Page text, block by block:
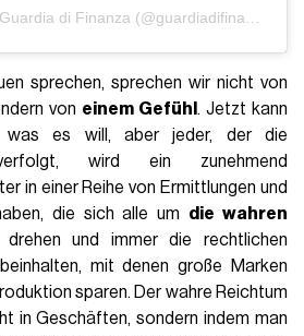
Un post condiviso da Guardia di Finanza (@guardiadifinanza)
sprechen, sprechen wir nicht von
von einem Gefühl . Jetzt kann
was es will, aber jeder, der die
verfolgt, wird ein zunehmend
in einer Reihe von Ermittlungen und
die sich alle um die wahren
drehen und immer die rechtlichen
mit denen große Marken
sparen. Der wahre Reichtum
in Geschäften, sondern indem man